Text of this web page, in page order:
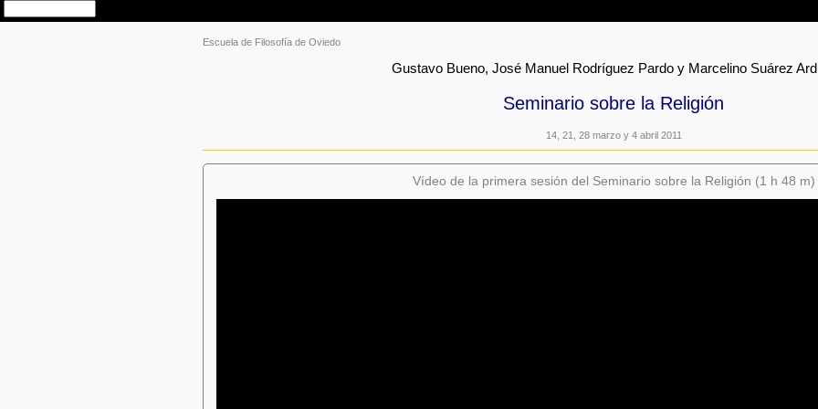
Escuela de Filosofía de Oviedo
Gustavo Bueno, José Manuel Rodríguez Pardo y Marcelino Suárez
Seminario sobre la Religión
14, 21, 28 marzo y 4 abril 2011
Vídeo de la primera sesión del Seminario sobre la Religión (1 h 48 m)